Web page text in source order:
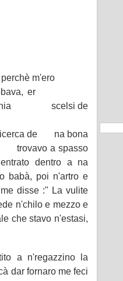
m'ero
snobbava, er
scelsi de
ricerca de na bona
trovavo a spasso
dentro a na
babà, poi n'artro e
disse :" La vulite
n'chilo e mezzo e
che stavo n'estasi,
a n'regazzino la
dar fornaro me feci